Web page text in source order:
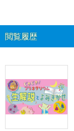
閲覧履歴